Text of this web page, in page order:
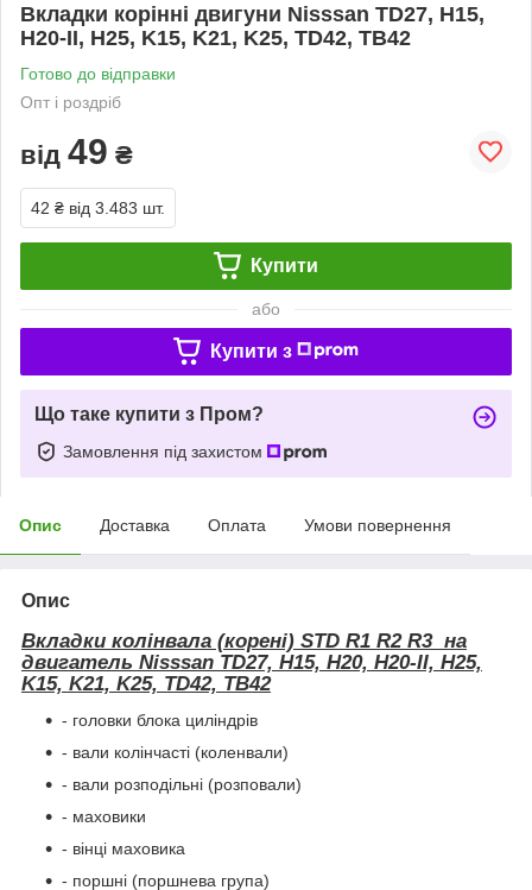
Вкладки корінні двигуни Nisssan TD27, H15,
H20-II, H25, K15, K21, K25, TD42, TB42
Готово до відправки
Опт і роздріб
від 49 ₴
42 ₴ від 3.483 шт.
Купити
або
Купити з
Що таке купити з Пром?
Замовлення під захистом
Опис Доставка Оплата Умови повернення
Опис
Вкладки колінвала (корені) STD R1 R2 R3 на
двигатель Nisssan TD27, H15, H20, H20-II, H25,
K15, K21, K25, TD42, TB42
- головки блока циліндрів
- вали колінчасті (коленвали)
- вали розподільні (розповали)
- маховики
- вінці маховика
- поршні (поршнева група)